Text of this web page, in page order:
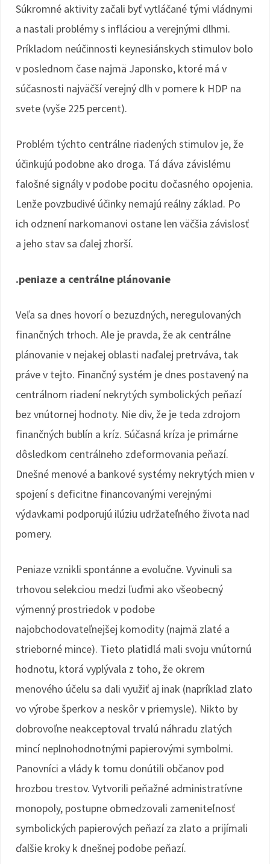
Súkromné aktivity začali byť vytláčané tými vládnymi
a nastali problémy s infláciou a verejnými dlhmi.
Príkladom neúčinnosti keynesiánskych stimulov bolo
v poslednom čase najmä Japonsko, ktoré má v
súčasnosti najväčší verejný dlh v pomere k HDP na
svete (vyše 225 percent).
Problém týchto centrálne riadených stimulov je, že
účinkujú podobne ako droga. Tá dáva závislému
falošné signály v podobe pocitu dočasného opojenia.
Lenže povzbudivé účinky nemajú reálny základ. Po
ich odznení narkomanovi ostane len väčšia závislosť
a jeho stav sa ďalej zhorší.
.peniaze a centrálne plánovanie
Veľa sa dnes hovorí o bezuzdných, neregulovaných
finančných trhoch. Ale je pravda, že ak centrálne
plánovanie v nejakej oblasti naďalej pretrváva, tak
práve v tejto. Finančný systém je dnes postavený na
centrálnom riadení nekrytých symbolických peňazí
bez vnútornej hodnoty. Nie div, že je teda zdrojom
finančných bublín a kríz. Súčasná kríza je primárne
dôsledkom centrálneho zdeformovania peňazí.
Dnešné menové a bankové systémy nekrytých mien v
spojení s deficitne financovanými verejnými
výdavkami podporujú ilúziu udržateľného života nad
pomery.
Peniaze vznikli spontánne a evolučne. Vyvinuli sa
trhovou selekciou medzi ľuďmi ako všeobecný
výmenný prostriedok v podobe
najobchodovateľnejšej komodity (najmä zlaté a
strieborné mince). Tieto platidlá mali svoju vnútornú
hodnotu, ktorá vyplývala z toho, že okrem
menového účelu sa dali využiť aj inak (napríklad zlato
vo výrobe šperkov a neskôr v priemysle). Nikto by
dobrovoľne neakceptoval trvalú náhradu zlatých
mincí neplnohodnotnými papierovými symbolmi.
Panovníci a vlády k tomu donútili občanov pod
hrozbou trestov. Vytvorili peňažné administratívne
monopoly, postupne obmedzovali zameniteľnosť
symbolických papierových peňazí za zlato a prijímali
ďalšie kroky k dnešnej podobe peňazí.